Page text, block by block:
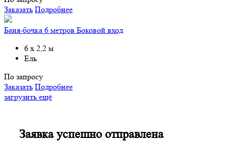
Заказать Подробнее
Баня-бочка 6 метров Боковой вход
6 х 2,2 м
Ель
По запросу
Заказать Подробнее
загрузить ещё
Заявка успешно отправлена